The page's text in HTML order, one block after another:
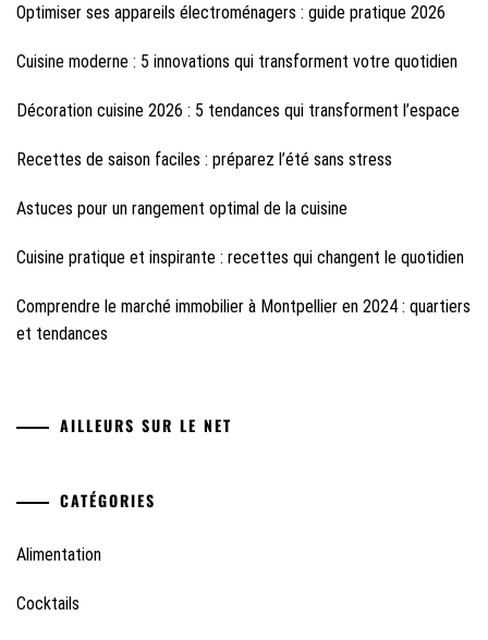
Optimiser ses appareils électroménagers : guide pratique 2026
Cuisine moderne : 5 innovations qui transforment votre quotidien
Décoration cuisine 2026 : 5 tendances qui transforment l’espace
Recettes de saison faciles : préparez l’été sans stress
Astuces pour un rangement optimal de la cuisine
Cuisine pratique et inspirante : recettes qui changent le quotidien
Comprendre le marché immobilier à Montpellier en 2024 : quartiers
et tendances
AILLEURS SUR LE NET
CATÉGORIES
Alimentation
Cocktails